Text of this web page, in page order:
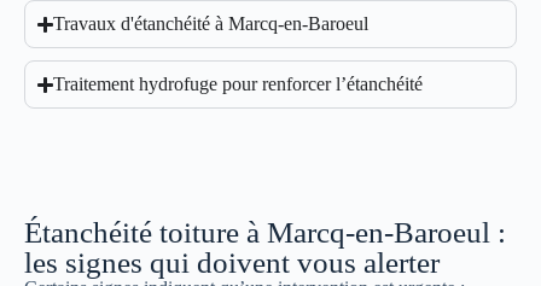
Travaux d'étanchéité à Marcq-en-Baroeul
Traitement hydrofuge pour renforcer l’étanchéité
Étanchéité toiture à Marcq-en-Baroeul :
les signes qui doivent vous alerter